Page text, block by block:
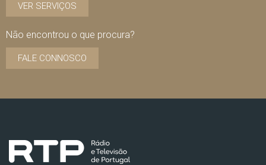
VER SERVIÇOS
Não encontrou o que procura?
FALE CONNOSCO